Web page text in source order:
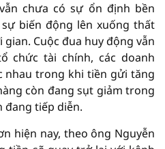
chưa có sự ổn định bền
biến động lên xuống thất
Cuộc đua huy động vẫn
chức tài chính, các doanh
nhau trong khi tiền gửi tăng
còn đang sụt giảm trong
đang tiếp diễn.
hiện nay, theo ông Nguyễn